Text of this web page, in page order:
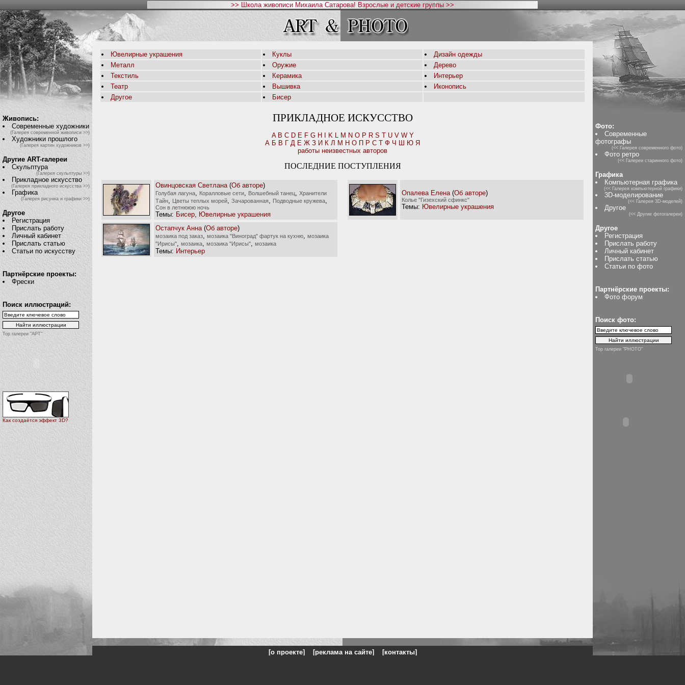
>> Школа живописи Михаила Сатарова! Взрослые и детские группы >>
Живопись:
Современные художники
(Галерея современной живописи >>)
Художники прошлого
(Галерея картин художников >>)
Другие ART-галереи
Скульптура
(Галерея скульптуры >>)
Прикладное искусство
(Галерея прикладного искусства >>)
Графика
(Галерея рисунка и графики >>)
Другое
Регистрация
Прислать работу
Личный кабинет
Прислать статью
Статьи по искусству
Партнёрские проекты:
Фрески
Поиск иллюстраций:
Top галереи "АРТ"
Как создаётся эффект 3D?
Ювелирные украшения Куклы
Дизайн одежды
Металл
Оружие
Дерево
Текстиль
Керамика
Интерьер
Театр
Вышивка
Иконопись
Другое
Бисер
ПРИКЛАДНОЕ ИСКУССТВО
A B C D E F G H K L M N O P R S T U V W Y
А Б В Г Д Е Ж З И К Л М Н О П Р С Т Ф Ч Ш Ю Я
работы неизвестных авторов
ПОСЛЕДНИЕ ПОСТУПЛЕНИЯ
Овинцовская Светлана (Об авторе)
Голубая лагуна Коралловые сети Волшебный танец
Хранители
Тайн
Цветы теплых морей Зачарованная Подводные кружева
Сон в летнююю ночь
Темы: Бисер Ювелирные украшения
Опалева Елена (Об авторе)
Колье "Гизехский сфинкс"
Темы: Ювелирные украшения
Остапчук Анна (Об авторе)
мозаика под заказ мозаика "Виноград" фартук на кухню
мозаика
"Ирисы"
мозаика мозаика "Ирисы" мозаика
Темы: Интерьер
Фото:
Современные
фотографы
(<< Галерея современного фото)
Фото ретро
(<< Галереи старинного фото)
Графика
Компьютерная графика
(<< Галерея компьютерной графики)
3D-моделирование
(<< Галерея 3D-моделей)
Другое
(<< Другие фотогалереи)
Другое
Регистрация
Прислать работу
Личный кабинет
Прислать статью
Статьи по фото
Партнёрские проекты:
Фото форум
Поиск фото:
Top галереи "PHOTO"
[о проекте] [реклама на сайте] [контакты]